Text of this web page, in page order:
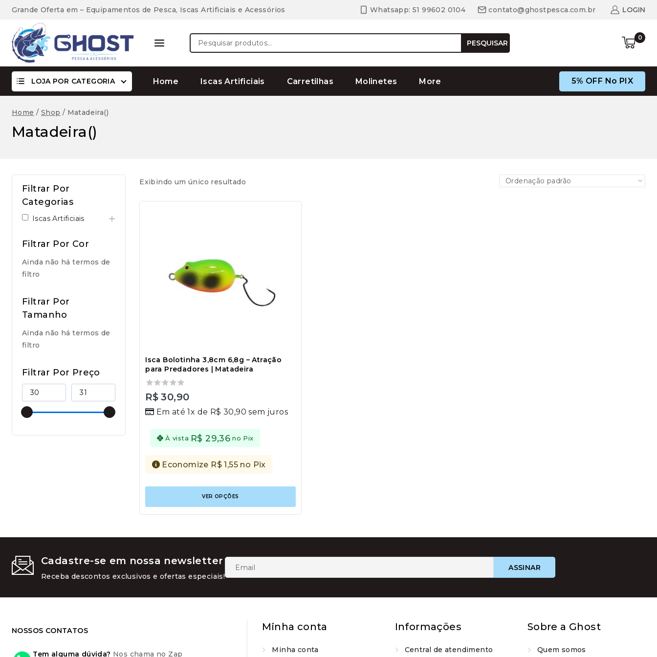
Grande Oferta em – Equipamentos de Pesca, Iscas Artificiais e Acessórios Whatsapp: 51 99602 0104 contato@ghostpesca.com.br LOGIN
Pesquisar
por:
PESQUISAR
0
LOJA POR CATEGORIA Home Iscas Artificiais Carretilhas Molinetes More 5% OFF No PIX
Home / Shop / Matadeira()
Matadeira()
Exibindo um único resultado
Isca Bolotinha 3,8cm 6,8g – Atração
para Predadores | Matadeira
0
of
R$30,90
Em até 1x de R$30,90 sem juros
À vista R$29,36 no Pix
Economize R$1,55 no Pix
VER OPÇÕES
Este
tem
várias
na
do
Filtrar Por
Categorias
Iscas Artificiais
Filtrar Por Cor
Ainda não há termos de
filtro
Filtrar Por
Tamanho
Ainda não há termos de
filtro
Filtrar Por Preço
Cadastre-se em nossa newsletter
Receba descontos exclusivos e ofertas especiais!
NOSSOS CONTATOS
Tem alguma dúvida? Nos chama no Zap
Minha conta
Minha conta
Informações
Central de atendimento
Sobre a Ghost
Quem somos